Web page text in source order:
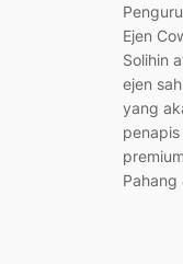
Ejen
Solihin
ejen
yang
Pahang